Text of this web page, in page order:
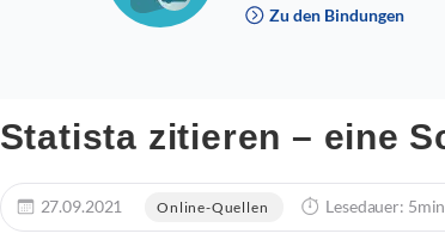
Zu den Bindungen
Statista zitieren – eine
27.09.2021 Online-Quellen Lesedauer: 5min